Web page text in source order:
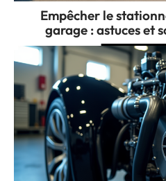
Empêcher le
garage : astuces et